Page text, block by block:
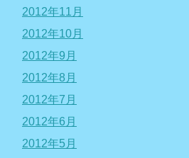
2012年11月
2012年10月
2012年9月
2012年8月
2012年7月
2012年6月
2012年5月